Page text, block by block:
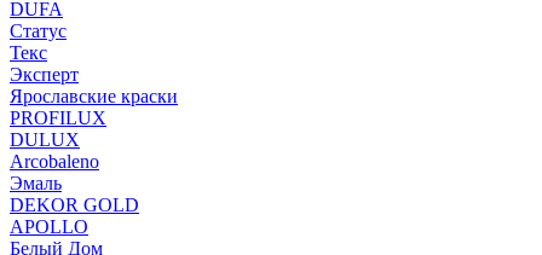
DUFA
Статус
Текс
Эксперт
Ярославские краски
PROFILUX
DULUX
Arcobaleno
Эмаль
DEKOR GOLD
APOLLO
Белый Дом